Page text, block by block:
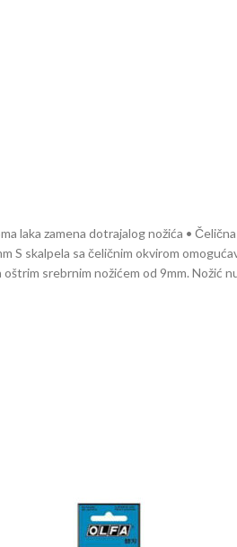
laka zamena dotrajalog nožića •
S skalpela sa čeličnim okvirom
srebrnim nožićem od 9mm. Nožić